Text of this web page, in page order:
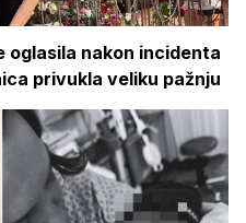
oglasila nakon incidenta
privukla veliku pažnju